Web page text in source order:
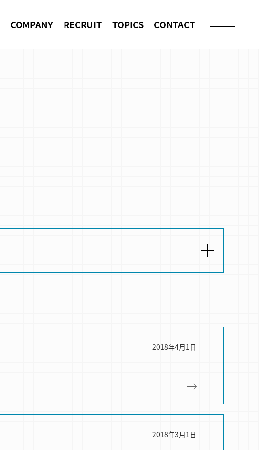
COMPANY RECRUIT TOPICS CONTACT
2018年4月1日
2018年3月1日